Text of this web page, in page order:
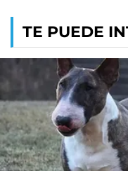
TE PUEDE